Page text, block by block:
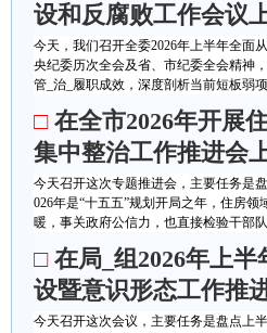
设和反腐败工作会议
今天，我们召开全委2026年上半年全面
央纪委历次全会及省、市纪委全会精神
管_治_履职成效，深度剖析当前短板弱
□ 在全市2026年开展
集中整治工作推进会
今天召开这次专题推进会，主要任务是
026年是“十五五”规划开局之年，住房
暖，事关政府公信力，也直接检验干部
□ 在局_组2026年上
设暨意识形态工作推
今天召开这次会议，主要任务是盘点上